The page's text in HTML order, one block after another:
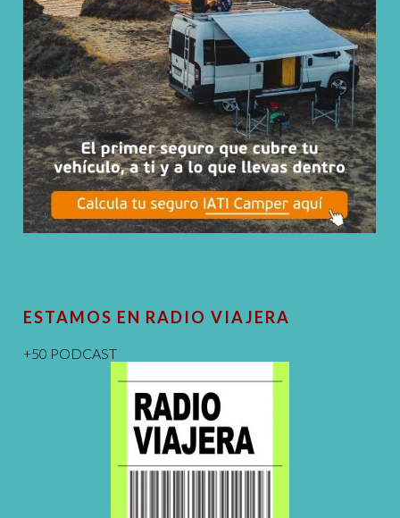
ESTAMOS EN RADIO VIAJERA
+50 PODCAST